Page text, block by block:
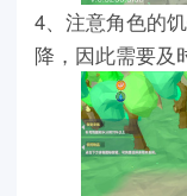
4、注意角色的
降，因此需要及